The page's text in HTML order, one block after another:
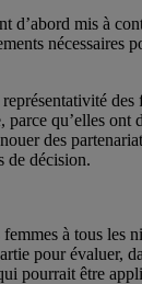
mis à
nécessaires
qu’elles ont
des
de décision.
à tous les
évaluer,
pourrait être